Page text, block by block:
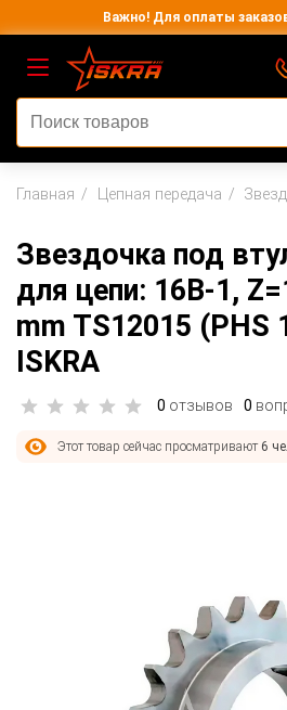
Важно! Для оплаты
Главная Цепная передача
Звездочка под
для цепи: 16B-1,
mm TS12015 (PHS
ISKRA
0 отзывов 0
Этот товар сейчас просматривают 6